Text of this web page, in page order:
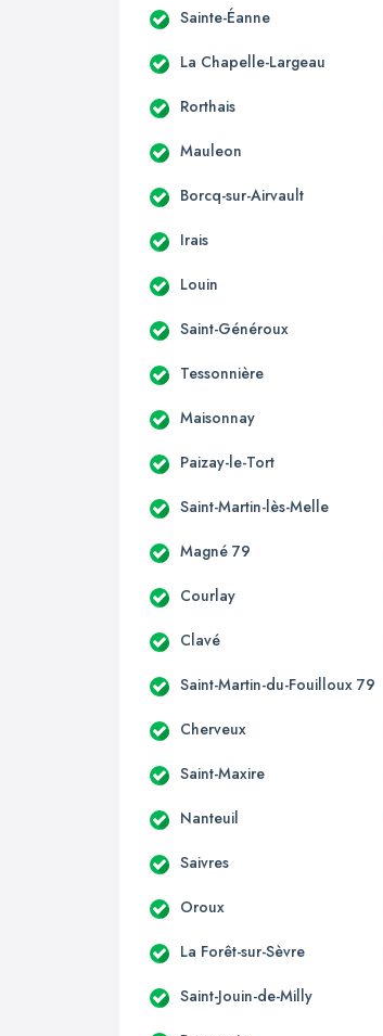
Sainte-Éanne
La Chapelle-Largeau
Rorthais
Mauleon
Borcq-sur-Airvault
Irais
Louin
Saint-Généroux
Tessonnière
Maisonnay
Paizay-le-Tort
Saint-Martin-lès-Melle
Magné 79
Courlay
Clavé
Saint-Martin-du-Fouilloux 79
Cherveux
Saint-Maxire
Nanteuil
Saivres
Oroux
La Forêt-sur-Sèvre
Saint-Jouin-de-Milly